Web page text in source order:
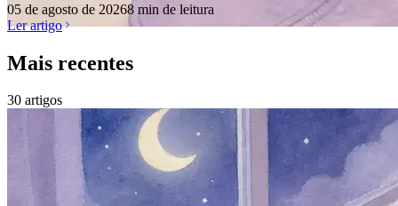
05 de agosto de 20268 min de leitura
Ler artigo
Mais recentes
30 artigos